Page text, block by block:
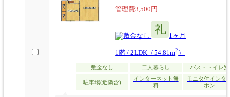
管理費3,500円
なし 1ヶ月
1階 / 2LDK（54.81m2）
敷金なし 二人暮らし バス・トイレ別
駐車場(近隣含)
インターネット無
料
モニタ付インタ
ホン